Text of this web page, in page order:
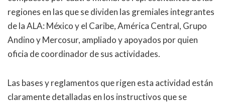
regiones en las que se dividen las gremiales integrantes
de la ALA: México y el Caribe, América Central, Grupo
Andino y Mercosur, ampliado y apoyados por quien
oficia de coordinador de sus actividades.
Las bases y reglamentos que rigen esta actividad están
claramente detalladas en los instructivos que se